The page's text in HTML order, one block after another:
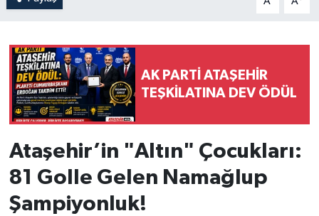
AK PARTİ ATAŞEHİR
TEŞKİLATINA DEV ÖDÜL
Ataşehir’in "Altın" Çocukları:
81 Golle Gelen Namağlup
Şampiyonluk!